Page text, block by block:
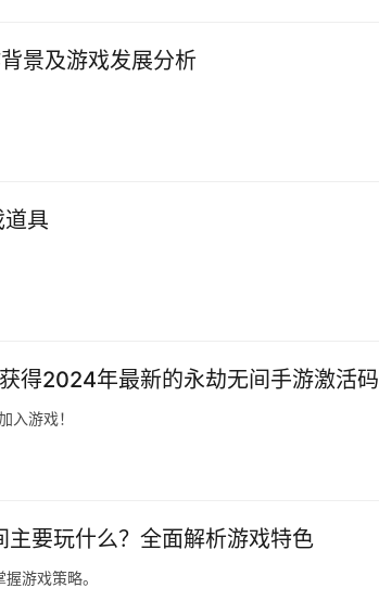
景及游戏发展分析
具
得2024年最新的永劫无间手游激活码
入游戏！
要玩什么？全面解析游戏特色
游戏策略。